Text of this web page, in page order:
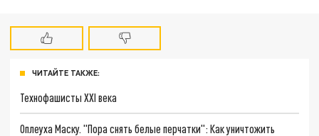
ЧИТАЙТЕ ТАКЖЕ:
Технофашисты XXI века
Оплеуха Маску. "Пора снять белые перчатки": Как уничтожить